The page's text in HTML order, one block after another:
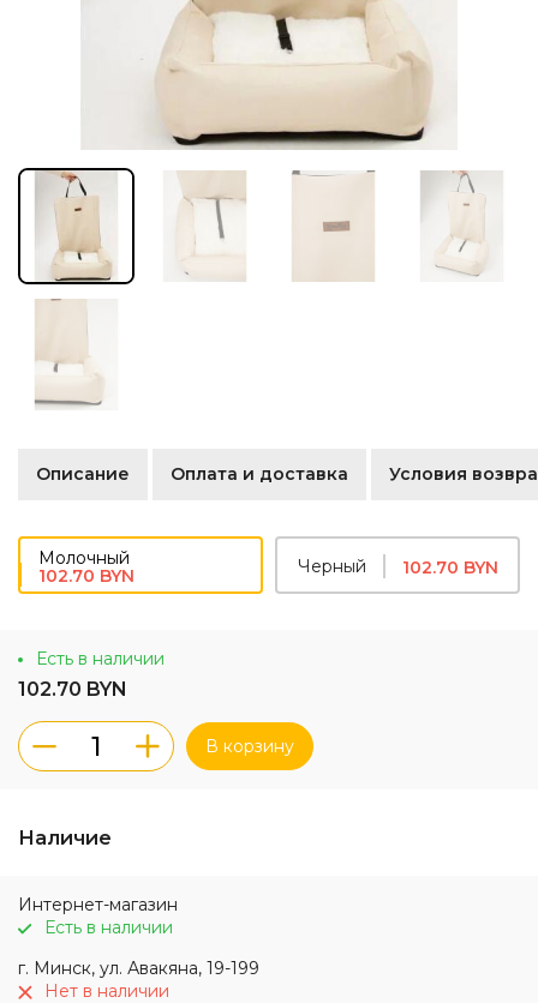
Описание Оплата и доставка Условия
Молочный
102.70 BYN
Черный 102.70 BYN
Есть в наличии
102.70 BYN
В корзину
Наличие
Интернет-магазин
Есть в наличии
г. Минск, ул. Авакяна, 19-199
Нет в наличии